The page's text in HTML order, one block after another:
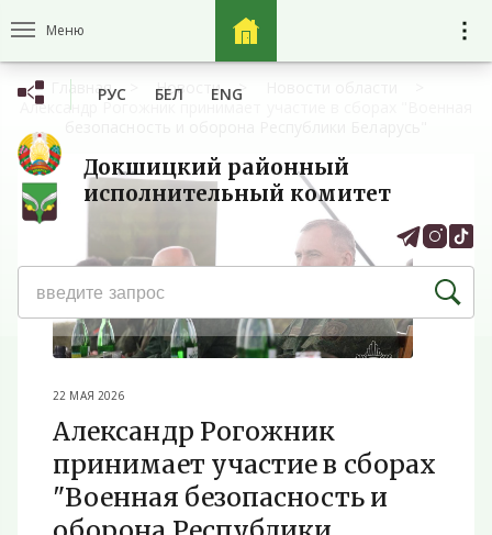
Меню
Докшицкий районный
исполнительный комитет
РУС БЕЛ ENG
Главная Новости
Александр Рогожник принимает участие в сборах "Военная
22 МАЯ 2026
Александр Рогожник
принимает участие в сборах
"Военная безопасность и